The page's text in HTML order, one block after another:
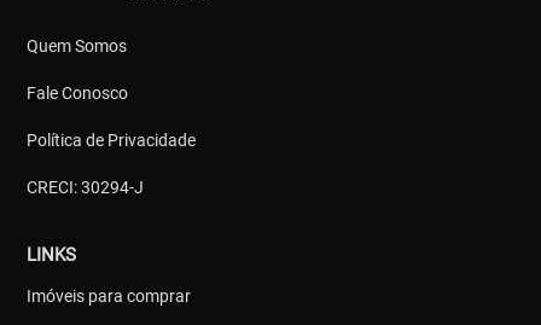
Quem Somos
Fale Conosco
Política de Privacidade
CRECI: 30294-J
LINKS
Imóveis para comprar